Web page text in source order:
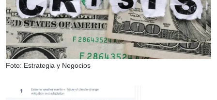
Foto: Estrategia y Negocios